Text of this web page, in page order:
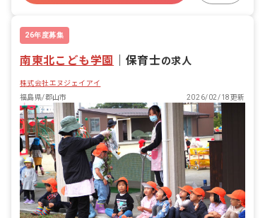
昇給昇進あり
26年度募集
南東北こども学園 保育士の求人
株式会社エヌジェイアイ
福島県/郡山市
2026/02/18更新